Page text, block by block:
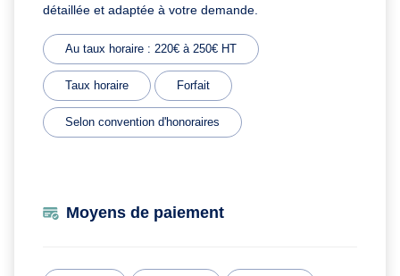
détaillée et adaptée à votre demande.
Au taux horaire : 220€ à 250€ HT
Taux horaire Forfait
Selon convention d'honoraires
Moyens de paiement